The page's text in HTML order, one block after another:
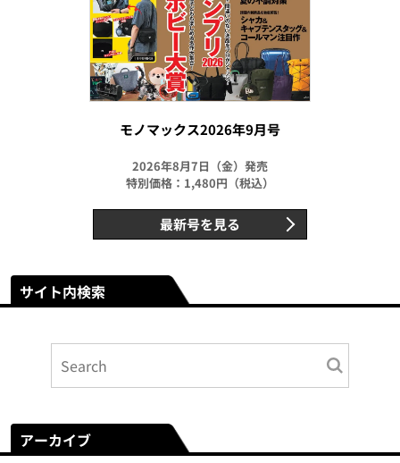
モノマックス2026年9月号
2026年8月7日（金）発売
特別価格：1,480円（税込）
最新号を見る
サイト内検索
アーカイブ